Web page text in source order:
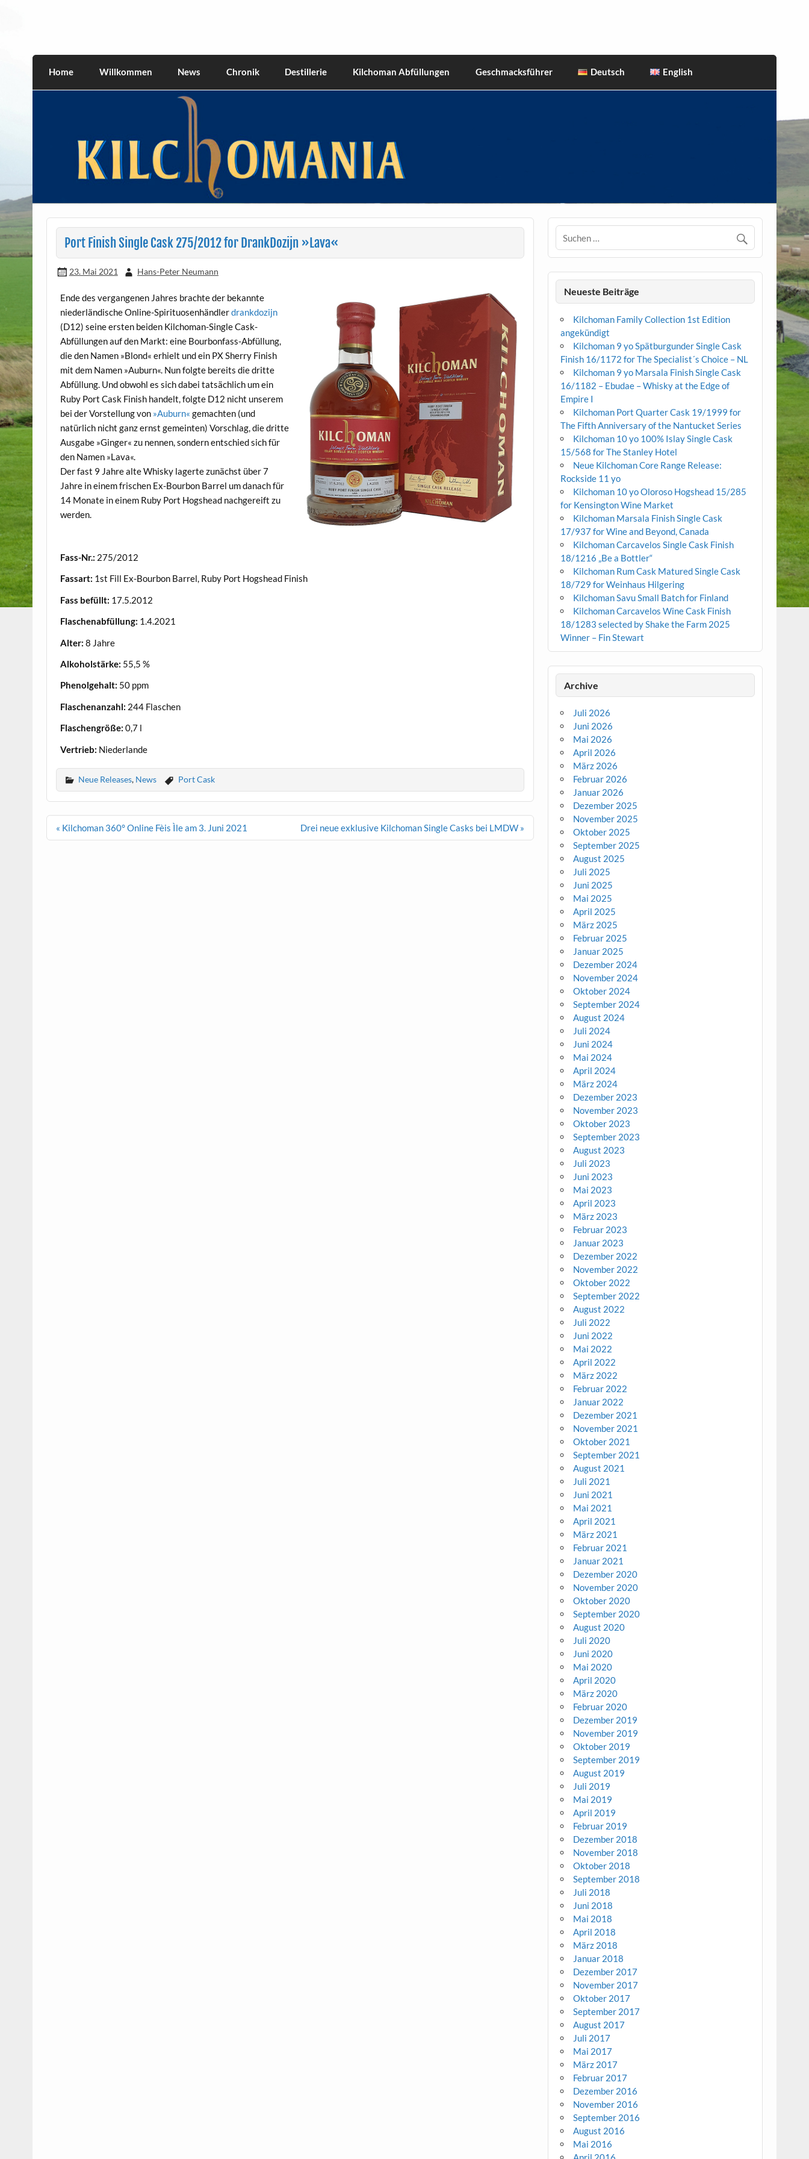
kilchomania.com
Home Willkommen News Chronik Destillerie Kilchoman Abfüllungen Geschmacksführer Deutsch English
Port Finish Single Cask 275/2012 for DrankDozijn »Lava«
23. Mai 2021 Hans-Peter Neumann
Ende des vergangenen Jahres brachte der bekannte
niederländische Online-Spirituosenhändlerdrankdozijn
(D12) seine ersten beiden Kilchoman-Single Cask-
Abfüllungen auf den Markt: eine Bourbonfass-Abfüllung,
die den Namen »Blond« erhielt und ein PX Sherry Finish
mit dem Namen »Auburn«. Nun folgte bereits die dritte
Abfüllung. Und obwohl es sich dabei tatsächlich um ein
Ruby Port Cask Finish handelt, folgte D12 nicht unserem
bei der Vorstellung von »Auburn« gemachten (und
natürlich nicht ganz ernst gemeinten) Vorschlag, die dritte
Ausgabe »Ginger« zu nennen, sondern entschied sich für
den Namen »Lava«.
Der fast 9 Jahre alte Whisky lagerte zunächst über 7
Jahre in einem frischen Ex-Bourbon Barrel um danach für
14 Monate in einem Ruby Port Hogshead nachgereift zu
werden.
Fass-Nr.: 275/2012
Fassart: 1st Fill Ex-Bourbon Barrel, Ruby Port Hogshead Finish
Fass befüllt: 17.5.2012
Flaschenabfüllung: 1.4.2021
Alter:8 Jahre
Alkoholstärke: 55,5 %
Phenolgehalt: 50 ppm
Flaschenanzahl: 244 Flaschen
Flaschengröße:0,7 l
Vertrieb: Niederlande
Neue Releases, News Port Cask
Beitrags-
« Kilchoman 360° Online Fèis Ìle am 3. Juni 2021 Drei neue exklusive Kilchoman Single Casks bei LMDW »
Neueste Beiträge
Kilchoman Family Collection 1st Edition
angekündigt
Kilchoman 9 yo Spätburgunder Single Cask
Finish 16/1172 for The Specialist´s Choice – NL
Kilchoman 9 yo Marsala Finish Single Cask
16/1182 – Ebudae – Whisky at the Edge of
Empire I
Kilchoman Port Quarter Cask 19/1999 for
The Fifth Anniversary of the Nantucket Series
Kilchoman 10 yo 100% Islay Single Cask
15/568 for The Stanley Hotel
Neue Kilchoman Core Range Release:
Rockside 11 yo
Kilchoman 10 yo Oloroso Hogshead 15/285
for Kensington Wine Market
Kilchoman Marsala Finish Single Cask
17/937 for Wine and Beyond, Canada
Kilchoman Carcavelos Single Cask Finish
18/1216 „Be a Bottler“
Kilchoman Rum Cask Matured Single Cask
18/729 for Weinhaus Hilgering
Kilchoman Savu Small Batch for Finland
Kilchoman Carcavelos Wine Cask Finish
18/1283 selected by Shake the Farm 2025
Winner – Fin Stewart
Archive
Juli 2026
Juni 2026
Mai 2026
April 2026
März 2026
Februar 2026
Januar 2026
Dezember 2025
November 2025
Oktober 2025
September 2025
August 2025
Juli 2025
Juni 2025
Mai 2025
April 2025
März 2025
Februar 2025
Januar 2025
Dezember 2024
November 2024
Oktober 2024
September 2024
August 2024
Juli 2024
Juni 2024
Mai 2024
April 2024
März 2024
Dezember 2023
November 2023
Oktober 2023
September 2023
August 2023
Juli 2023
Juni 2023
Mai 2023
April 2023
März 2023
Februar 2023
Januar 2023
Dezember 2022
November 2022
Oktober 2022
September 2022
August 2022
Juli 2022
Juni 2022
Mai 2022
April 2022
März 2022
Februar 2022
Januar 2022
Dezember 2021
November 2021
Oktober 2021
September 2021
August 2021
Juli 2021
Juni 2021
Mai 2021
April 2021
März 2021
Februar 2021
Januar 2021
Dezember 2020
November 2020
Oktober 2020
September 2020
August 2020
Juli 2020
Juni 2020
Mai 2020
April 2020
März 2020
Februar 2020
Dezember 2019
November 2019
Oktober 2019
September 2019
August 2019
Juli 2019
Mai 2019
April 2019
Februar 2019
Dezember 2018
November 2018
Oktober 2018
September 2018
Juli 2018
Juni 2018
Mai 2018
April 2018
März 2018
Januar 2018
Dezember 2017
November 2017
Oktober 2017
September 2017
August 2017
Juli 2017
Mai 2017
März 2017
Februar 2017
Dezember 2016
November 2016
September 2016
August 2016
Mai 2016